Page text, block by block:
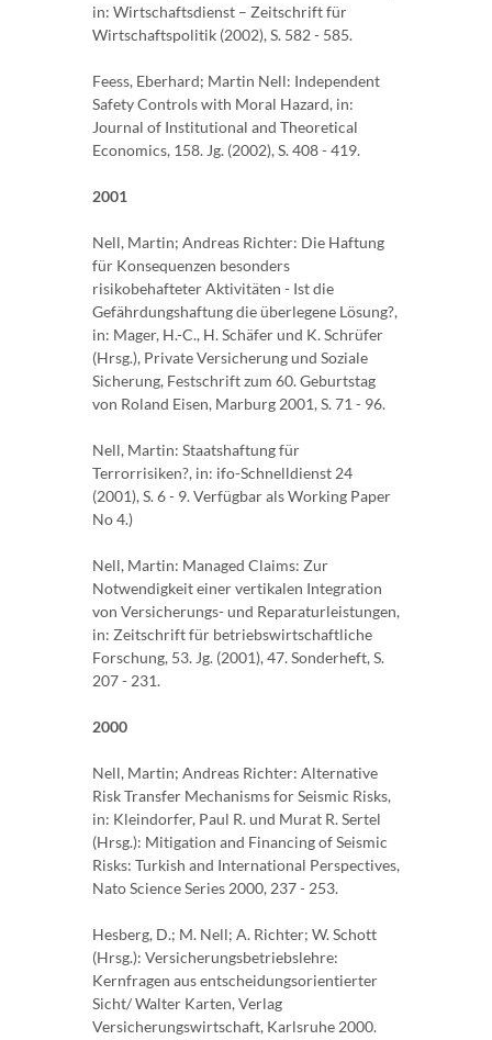
in: Wirtschaftsdienst – Zeitschrift für
Wirtschaftspolitik (2002), S. 582 - 585.
Feess, Eberhard; Martin Nell: Independent
Safety Controls with Moral Hazard, in:
Journal of Institutional and Theoretical
Economics, 158. Jg. (2002), S. 408 - 419.
2001
Nell, Martin; Andreas Richter: Die Haftung
für Konsequenzen besonders
risikobehafteter Aktivitäten - Ist die
Gefährdungshaftung die überlegene Lösung?,
in: Mager, H.-C., H. Schäfer und K. Schrüfer
(Hrsg.), Private Versicherung und Soziale
Sicherung, Festschrift zum 60. Geburtstag
von Roland Eisen, Marburg 2001, S. 71 - 96.
Nell, Martin: Staatshaftung für
Terrorrisiken?, in: ifo-Schnelldienst 24
(2001), S. 6 - 9. Verfügbar als Working Paper
No 4.)
Nell, Martin: Managed Claims: Zur
Notwendigkeit einer vertikalen Integration
von Versicherungs- und Reparaturleistungen,
in: Zeitschrift für betriebswirtschaftliche
Forschung, 53. Jg. (2001), 47. Sonderheft, S.
207 - 231.
2000
Nell, Martin; Andreas Richter: Alternative
Risk Transfer Mechanisms for Seismic Risks,
in: Kleindorfer, Paul R. und Murat R. Sertel
(Hrsg.): Mitigation and Financing of Seismic
Risks: Turkish and International Perspectives,
Nato Science Series 2000, 237 - 253.
Hesberg, D.; M. Nell; A. Richter; W. Schott
(Hrsg.): Versicherungsbetriebslehre:
Kernfragen aus entscheidungsorientierter
Sicht/ Walter Karten, Verlag
Versicherungswirtschaft, Karlsruhe 2000.